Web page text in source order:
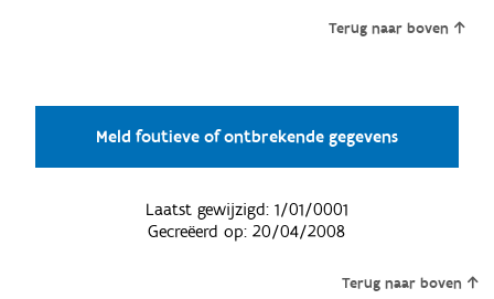
Terug naar boven
Meld foutieve of ontbrekende gegevens
Laatst gewijzigd: 1/01/0001
Gecreëerd op:20/04/2008
Terug naar boven